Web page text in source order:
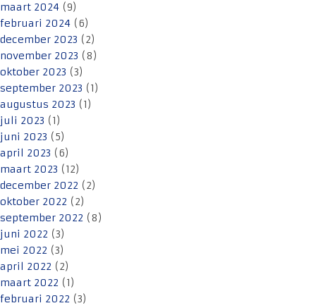
maart 2024 (9)
februari 2024 (6)
december 2023 (2)
november 2023 (8)
oktober 2023 (3)
september 2023 (1)
augustus 2023 (1)
juli 2023 (1)
juni 2023 (5)
april 2023 (6)
maart 2023 (12)
december 2022 (2)
oktober 2022 (2)
september 2022 (8)
juni 2022 (3)
mei 2022 (3)
april 2022 (2)
maart 2022 (1)
februari 2022 (3)